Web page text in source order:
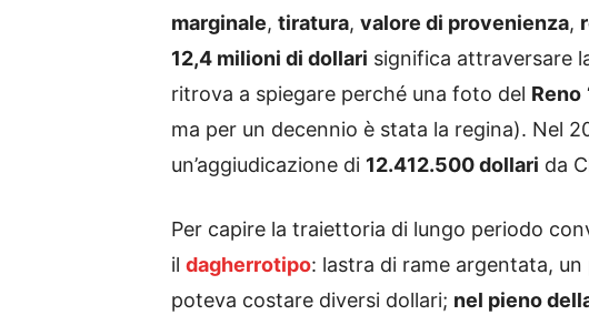
marginale, tiratura, valore di provenienza,
12,4 milioni di dollari significa attraversare
ritrova a spiegare perché una foto del Reno
ma per un decennio è stata la regina). Nel
un’aggiudicazione di 12.412.500 dollari da
Per capire la traiettoria di lungo periodo
il dagherrotipo: lastra di rame argentata,
poteva costare diversi dollari; nel pieno